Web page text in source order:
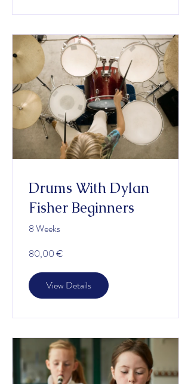
Drums With Dylan
Fisher Beginners
8 Weeks
80,00 €
View Details